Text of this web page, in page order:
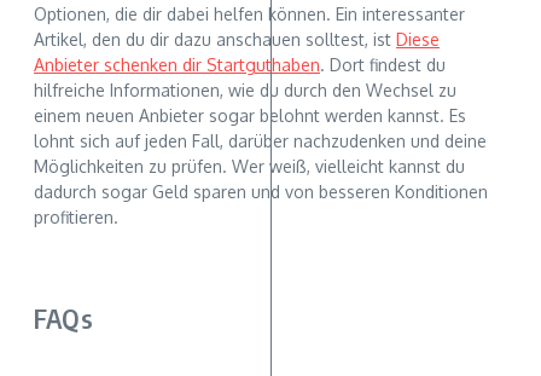
Optionen, die dir dabei helfen können. Ein interessanter
Artikel, den du dir dazu anschauen solltest, ist Diese
Anbieter schenken dir Startguthaben. Dort findest du
hilfreiche Informationen, wie du durch den Wechsel zu
einem neuen Anbieter sogar belohnt werden kannst. Es
lohnt sich auf jeden Fall, darüber nachzudenken und deine
Möglichkeiten zu prüfen. Wer weiß, vielleicht kannst du
dadurch sogar Geld sparen und von besseren Konditionen
profitieren.
FAQs